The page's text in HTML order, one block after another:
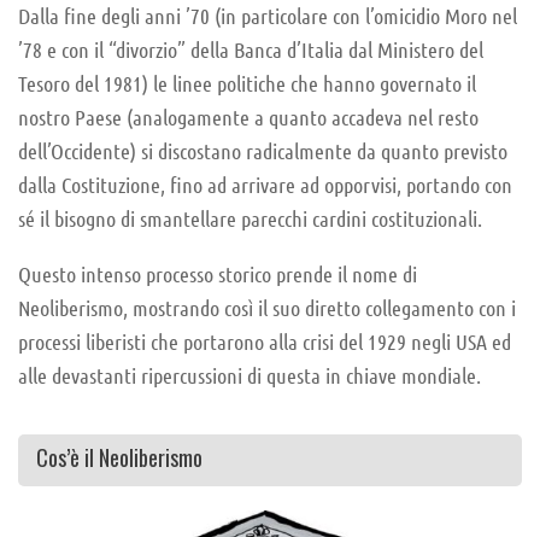
Dalla fine degli anni ’70 (in particolare con l’omicidio Moro nel
’78 e con il “divorzio” della Banca d’Italia dal Ministero del
Tesoro del 1981) le linee politiche che hanno governato il
nostro Paese (analogamente a quanto accadeva nel resto
dell’Occidente) si discostano radicalmente da quanto previsto
dalla Costituzione, fino ad arrivare ad opporvisi, portando con
sé il bisogno di smantellare parecchi cardini costituzionali.
Questo intenso processo storico prende il nome di
Neoliberismo, mostrando così il suo diretto collegamento con i
processi liberisti che portarono alla crisi del 1929 negli USA ed
alle devastanti ripercussioni di questa in chiave mondiale.
Cos’è il Neoliberismo